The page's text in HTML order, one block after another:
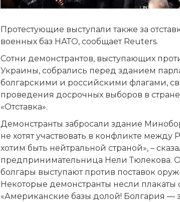
Протестующие выступали также за
военных баз НАТО, сообщает Reuters.
Сотни демонстрантов, выступающих
Украины, собрались перед зданием
болгарскими и российскими флагами,
проведения досрочных выборов в
«Отставка».
Демонстранты забросали здание
не хотят участвовать в конфликте
хотим быть нейтральной страной», –
предпринимательница Нели Тюлекова.
болгары выступают против поставок
Некоторые демонстранты несли плакаты
«Американские базы долой! Болгария —